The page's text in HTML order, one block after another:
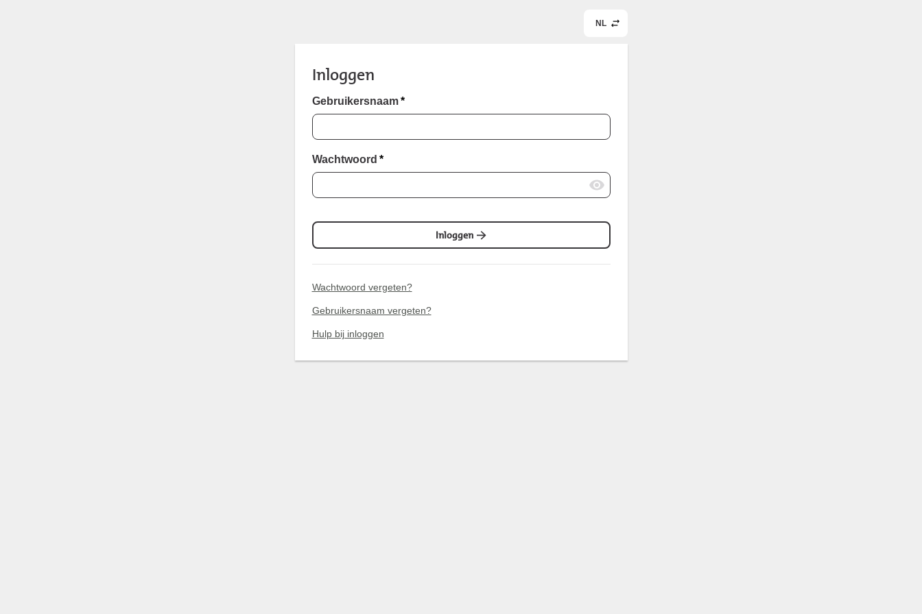
NL
Inloggen
Gebruikersnaam *
Wachtwoord *
Inloggen
Wachtwoord vergeten?
Gebruikersnaam vergeten?
Hulp bij inloggen